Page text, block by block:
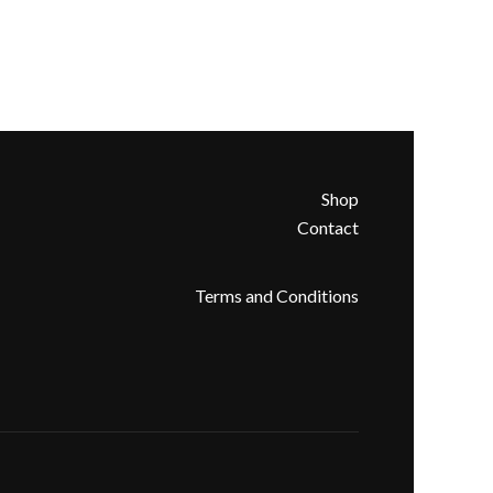
Shop
Contact
Terms and Conditions